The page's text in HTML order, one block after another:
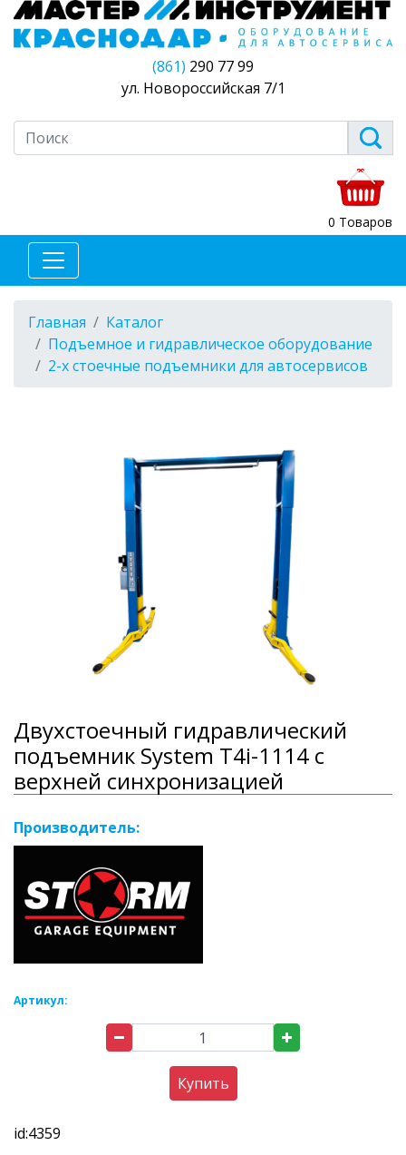
(861) 290 77 99
ул. Новороссийская 7/1
0 Товаров
Главная
Каталог
Подъемное и гидравлическое оборудование
2-х стоечные подъемники для автосервисов
Двухстоечный гидравлический
подъемник System T4i-1114 с
верхней синхронизацией
Производитель:
Артикул:
Купить
id:4359